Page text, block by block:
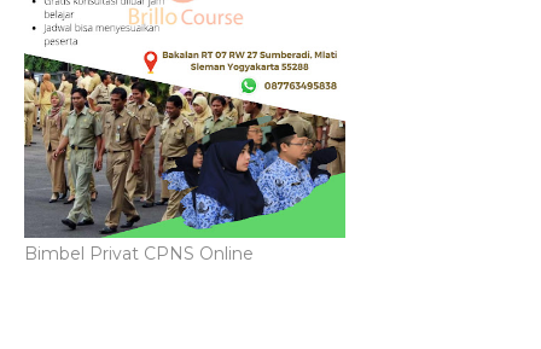
Bimbel Privat CPNS Online